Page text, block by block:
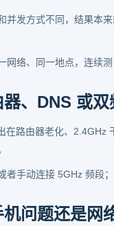
并发方式不同，结果本
网络、同一地点，连续
、DNS 或双
在路由器老化、2.4GHz
者手动连接 5GHz 频段
问题还是网